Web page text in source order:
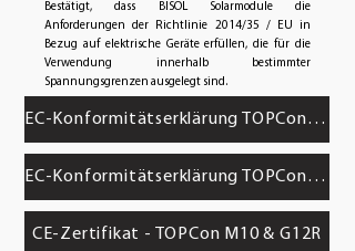
Bestätigt, dass BISOL Solarmodule die
Anforderungen der Richtlinie 2014/35 / EU in
Bezug auf elektrische Geräte erfüllen, die für die
Verwendung innerhalb bestimmter
Spannungsgrenzen ausgelegt sind.
EC-Konformitätserklärung TOPCon M10
EC-Konformitätserklärung TOPCon G12R ​
CE-Zertifikat - TOPCon M10 & G12R